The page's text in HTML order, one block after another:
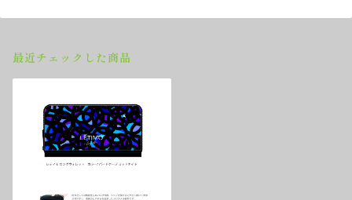
最近チェックした商品